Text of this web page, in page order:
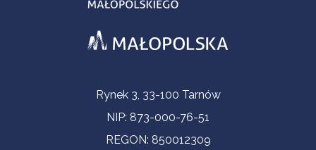
Informacje kontaktoweRynek 3, 33-100 Tarnów
NIP: 873-000-76-51
REGON: 850012309